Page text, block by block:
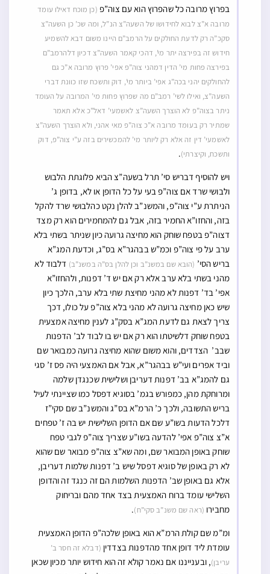
בפרוץ מרובה כל שהפרוץ הוא עם צוה”פ (כן מוכח דאילו עומד
מרובה א”צ לבוא לחידושו של השעה”צ הנ”ל, ומה שכ’ כן השעה”צ
סקכ”ה רק לדעת החולקים על הרמב”ם היינו משום דבא להשמיע
חידוש זה בפירצה יתר מי’, דהכי קאמר השעה”צ דכיון דלהרמב”ם
בפירצה פחות מי’ הדין דמהני צוה”פ אפי’ פרוץ מרובה א”כ גם
להחולקים יהני בכה”ג אפי’ ביותר מי’, דוק ותשכח שזו כוונת דברי
השעה”צ, ואילו לשי’ רמב”ם מה שפרוץ פחות מי’ המרובה על העומד
ניתר בצוה”פ לא הוצרך השעה”צ לאשמעי’ דאל”כ אלא תאמר
שמתיר רק בעומד מרובה א”כ צוה”פ מאי אהני, ולא הוצרך השעה”צ
לאשמעי’ דין זה אלא רק ליותר מי’ להמכשירים בזה ע”י צוה”פ, דוק
ותשכח, וקיצרתי).
ויש להוסיף דבריש סי’ תרל בשעה”צ הביא פלוגתת הלבוש
ולבושי שרד אם צוה”פ בעי על כל הדופן או לא, בדופן ג’
הניתרת ע”י צוה”פ, והמשנ”ב להלן נקט כהלבושי שרד להקל
בזה, והחזו”א החמיר בזה, אבל גם להמחמירים הוא רק מצד
דצוה”פ בטפח שוחק הוא מחיצה גרועה כיון שניתר בשתי בלא
ערב על פי צוה”פ וכמ”ש בבהגר”א בס”ג, וכדעת המג”א
בריש הסי’ (הובא שם במשנ”ב וכן להלן בס”ה במשנ”ב) דלבוד לא
מהני בשתי בלא ערב אלא רק אם יש ד’ דפנות, ולהחזו”א
אפי’ בד’ דפנות לא מהני מחיצת שתי בלא ערב, הלכך כיון
שיש כאן מחיצה גרועה לא מהני בלא צוה”פ על כולו, דכך
צריך לצאת גם לדעת המג”א בסק”ג לענין מחיצה אמצעית
בטפח שוחק דלשיטתו הוא רק אם יש בו לבוד לב’ הדפנות
שבב’ הצדדים, והוא משום שהוא מחיצה גרועה כמבואר שם
וביד אפרים ועי”ש בבהגר”א, אבל אם האמצעי היה פס ז’ סגי
גם להמג”א בב’ דפנות דעריבן ושלישית שכנגדן שלמה
ומרוחקת מהן, כמפורש בגמ’ בסוגיא דפסל כמו שציינתי לעיל
בריש התשובה, ולכך כ’ הרמ”א בס”ג והמשנ”ב שם סקי”ז
דלכל הדעות בשו”ע שם אם הדופן השלישית יש בה ז’ טפחים
א”צ צוה”פ אפי’ להדעה בשו”ע שצריך צוה”פ לגבי טפח
שוחק באופן המבואר שם, ומה שא”צ צוה”פ מבואר שם שהוא
לא רק באופן של סוגיא דפסל שיש ב’ דפנות שלמות דעריבן,
אלא גם באופן שב’ הדפנות השלמות הם זה כנגד זה והדופן
השלישי עומד ברוח האמצעית בצד אחד מהם ובריחוק
מחבירו (ראה שם משנ”ב סקי”ח).
ומ”מ שם קולת הרמ”א הוא באופן שלכה”פ הדופן האמצעית
עומדת ליד דופן אחד מהדפנות בצדדין (דבלא זה חסר ב’
עריבן), ובענייננו אם נאמר קולא זה הוא חידוש יותר מכיון שכאן